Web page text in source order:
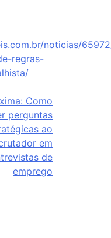
noticias/
regras-
Como
perguntas
ao
em
de
emprego